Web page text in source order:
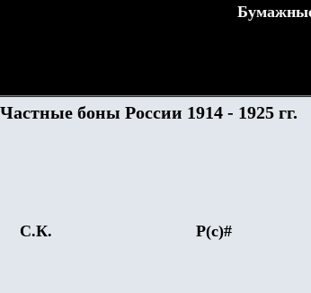
боны России 1914 - 1925 гг.
С.К. Р(с)#